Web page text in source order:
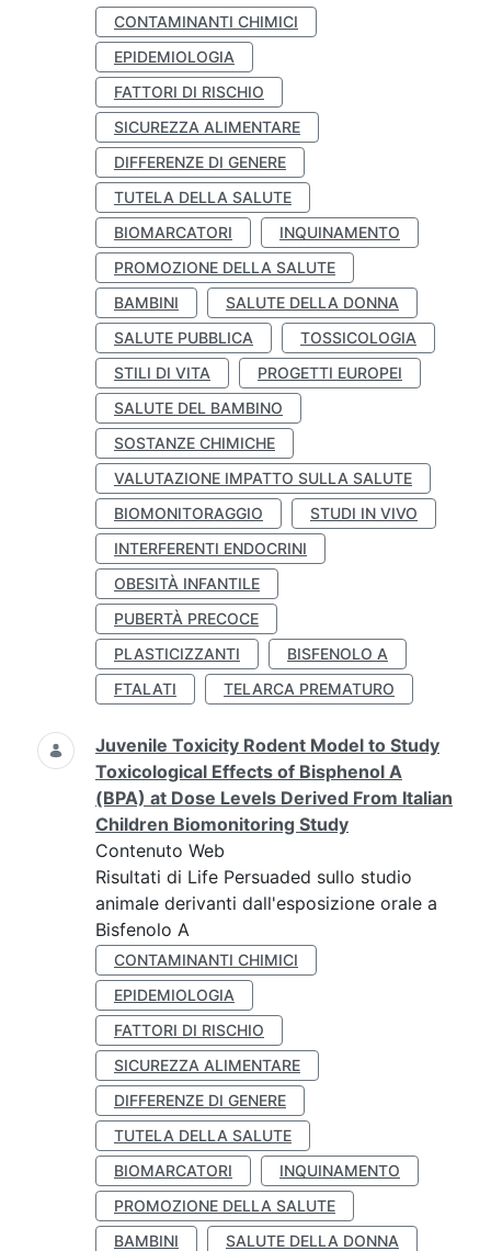
CONTAMINANTI CHIMICI
EPIDEMIOLOGIA
FATTORI DI RISCHIO
SICUREZZA ALIMENTARE
DIFFERENZE DI GENERE
TUTELA DELLA SALUTE
BIOMARCATORI
INQUINAMENTO
PROMOZIONE DELLA SALUTE
BAMBINI
SALUTE DELLA DONNA
SALUTE PUBBLICA
TOSSICOLOGIA
STILI DI VITA
PROGETTI EUROPEI
SALUTE DEL BAMBINO
SOSTANZE CHIMICHE
VALUTAZIONE IMPATTO SULLA SALUTE
BIOMONITORAGGIO
STUDI IN VIVO
INTERFERENTI ENDOCRINI
OBESITÀ INFANTILE
PUBERTÀ PRECOCE
PLASTICIZZANTI
BISFENOLO A
FTALATI
TELARCA PREMATURO
Juvenile Toxicity Rodent Model to Study
Toxicological Effects of Bisphenol A
(BPA) at Dose Levels Derived From Italian
Children Biomonitoring Study
Contenuto Web
Risultati di Life Persuaded sullo studio
animale derivanti dall'esposizione orale a
Bisfenolo A
CONTAMINANTI CHIMICI
EPIDEMIOLOGIA
FATTORI DI RISCHIO
SICUREZZA ALIMENTARE
DIFFERENZE DI GENERE
TUTELA DELLA SALUTE
BIOMARCATORI
INQUINAMENTO
PROMOZIONE DELLA SALUTE
BAMBINI
SALUTE DELLA DONNA